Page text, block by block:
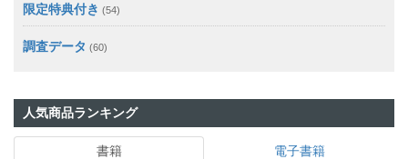
限定特典付き (54)
調査データ (60)
人気商品ランキング
書籍 電子書籍